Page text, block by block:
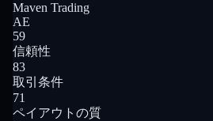
Maven Trading
AE
59
信頼性
83
取引条件
71
ペイアウトの質